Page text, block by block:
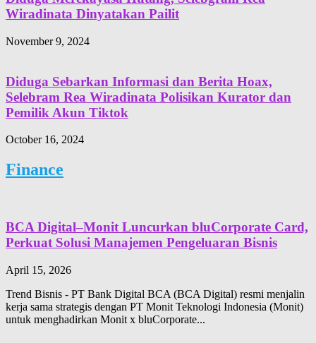
Wiradinata Dinyatakan Pailit
November 9, 2024
Diduga Sebarkan Informasi dan Berita Hoax,
Selebram Rea Wiradinata Polisikan Kurator dan
Pemilik Akun Tiktok
October 16, 2024
Finance
BCA Digital–Monit Luncurkan bluCorporate Card,
Perkuat Solusi Manajemen Pengeluaran Bisnis
April 15, 2026
Trend Bisnis - PT Bank Digital BCA (BCA Digital) resmi menjalin
kerja sama strategis dengan PT Monit Teknologi Indonesia (Monit)
untuk menghadirkan Monit x bluCorporate...